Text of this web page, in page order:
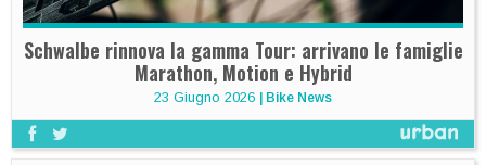
Schwalbe rinnova la gamma Tour: arrivano le famiglie
Marathon, Motion e Hybrid
23 Giugno 2026 | Bike News